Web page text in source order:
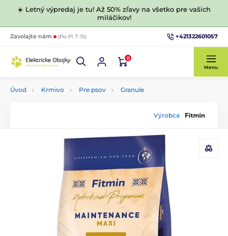
☀️ Letný výpredaj je tu! Až 50% zľavy na všetko pre vašich
miláčikov!
Zavolajte nám (Po-Pi 7-15) +421322601057
0
Menu
Úvod Krmivo Pre psov Granule
Výrobca